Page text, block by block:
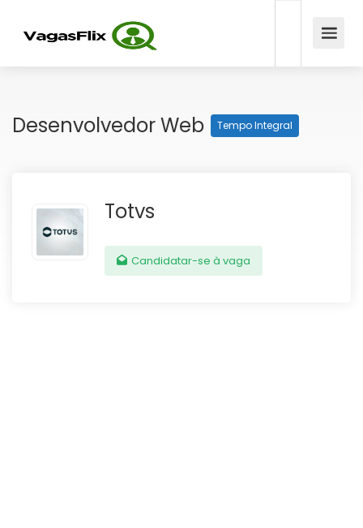
Desenvolvedor Web Tempo Integral
Totvs
Candidatar-se à vaga